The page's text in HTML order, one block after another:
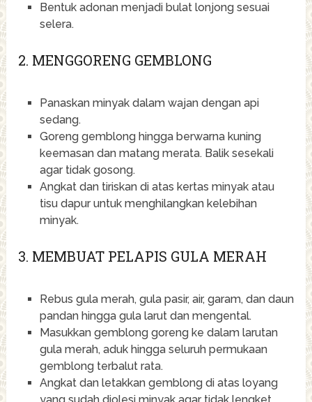
Bentuk adonan menjadi bulat lonjong sesuai
selera.
2. MENGGORENG GEMBLONG
Panaskan minyak dalam wajan dengan api
sedang.
Goreng gemblong hingga berwarna kuning
keemasan dan matang merata. Balik sesekali
agar tidak gosong.
Angkat dan tiriskan di atas kertas minyak atau
tisu dapur untuk menghilangkan kelebihan
minyak.
3. MEMBUAT PELAPIS GULA MERAH
Rebus gula merah, gula pasir, air, garam, dan daun
pandan hingga gula larut dan mengental.
Masukkan gemblong goreng ke dalam larutan
gula merah, aduk hingga seluruh permukaan
gemblong terbalut rata.
Angkat dan letakkan gemblong di atas loyang